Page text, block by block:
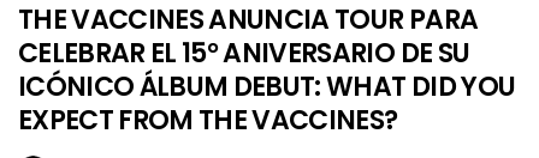
THE VACCINES ANUNCIA TOUR PARA
CELEBRAR EL 15° ANIVERSARIO DE SU
ICÓNICO ÁLBUM DEBUT: WHAT DID YOU
EXPECT FROM THE VACCINES?